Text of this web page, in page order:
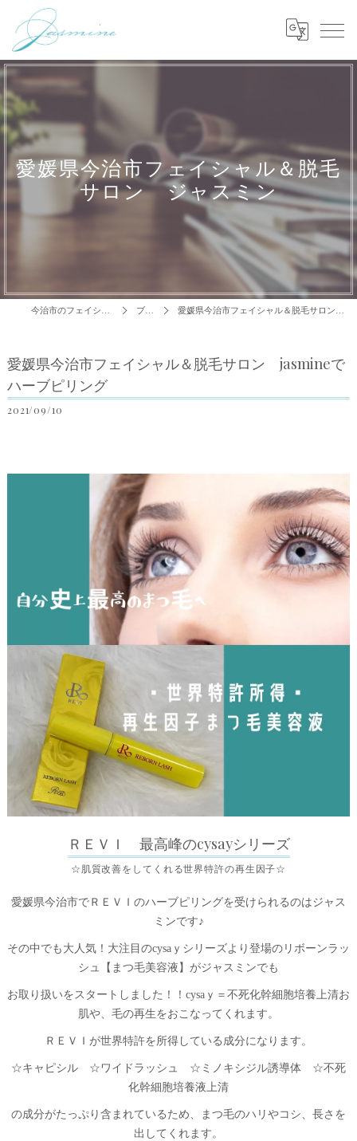
愛媛県今治市フェイシャル＆脱毛
サロン ジャスミン
ブログ 愛媛県今治市フェイシャル＆脱毛サロン jasmineでハーブピリング
愛媛県今治市フェイシャル＆脱毛サロン jasmineで
ハーブピリング
2021/09/10
ＲＥＶＩ 最高峰のcysayシリーズ
☆肌質改善をしてくれる世界特許の再生因子☆
愛媛県今治市でＲＥＶＩのハーブピリングを受けられるのはジャス
ミンです♪
その中でも大人気！大注目のcysaｙシリーズより登場のリボーンラッ
シュ【まつ毛美容液】がジャスミンでも
お取り扱いをスタートしました！！cysaｙ＝不死化幹細胞培養上清お
肌や、毛の再生をおこなってくれます。
ＲＥＶＩが世界特許を所得している成分になります。
☆キャピシル ☆ワイドラッシュ ☆ミノキシジル誘導体 ☆不死
化幹細胞培養液上清
の成分がたっぷり含まれているため、まつ毛のハリやコシ、長さを
出してくれます。